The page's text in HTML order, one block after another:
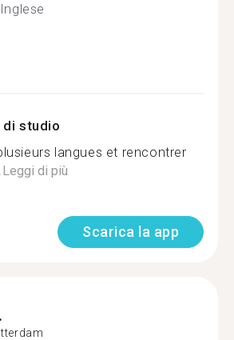
Inglese
studio
langues et rencontrer
Leggi di più
Scarica la app